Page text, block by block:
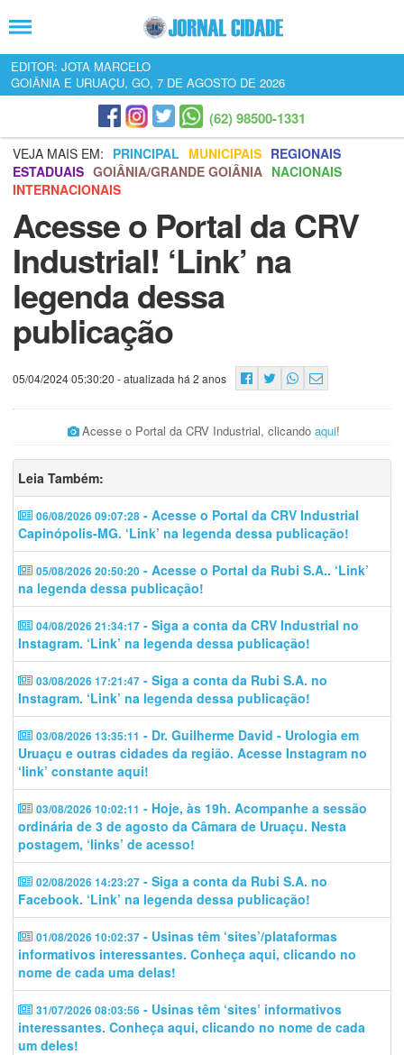
EDITOR: JOTA MARCELO
GOIÂNIA E URUAÇU, GO, 7 DE AGOSTO DE 2026
(62) 98500-1331
VEJA MAIS EM: PRINCIPAL MUNICIPAIS REGIONAIS
ESTADUAIS GOIÂNIA/GRANDE GOIÂNIA NACIONAIS
INTERNACIONAIS
Acesse o Portal da CRV
Industrial! ‘Link’ na
legenda dessa
publicação
05/04/2024 05:30:20 - atualizada há 2 anos
Acesse o Portal da CRV Industrial, clicando aqui!
Leia Também:
06/08/2026 09:07:28 - Acesse o Portal da CRV Industrial
Capinópolis-MG. ‘Link’ na legenda dessa publicação!
05/08/2026 20:50:20 - Acesse o Portal da Rubi S.A.. ‘Link’
na legenda dessa publicação!
04/08/2026 21:34:17 - Siga a conta da CRV Industrial no
Instagram. ‘Link’ na legenda dessa publicação!
03/08/2026 17:21:47 - Siga a conta da Rubi S.A. no
Instagram. ‘Link’ na legenda dessa publicação!
03/08/2026 13:35:11 - Dr. Guilherme David - Urologia em
Uruaçu e outras cidades da região. Acesse Instagram no
‘link’ constante aqui!
03/08/2026 10:02:11 - Hoje, às 19h. Acompanhe a sessão
ordinária de 3 de agosto da Câmara de Uruaçu. Nesta
postagem, ‘links’ de acesso!
02/08/2026 14:23:27 - Siga a conta da Rubi S.A. no
Facebook. ‘Link’ na legenda dessa publicação!
01/08/2026 10:02:37 - Usinas têm ‘sites’/plataformas
informativos interessantes. Conheça aqui, clicando no
nome de cada uma delas!
31/07/2026 08:03:56 - Usinas têm ‘sites’ informativos
interessantes. Conheça aqui, clicando no nome de cada
um deles!